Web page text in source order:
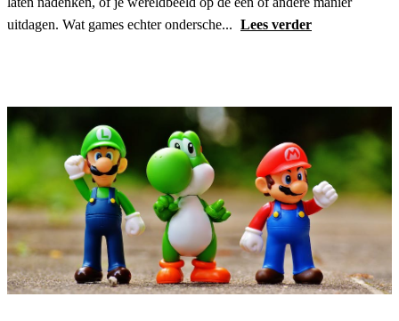
uitdagen. Wat games echter ondersche... Lees verder